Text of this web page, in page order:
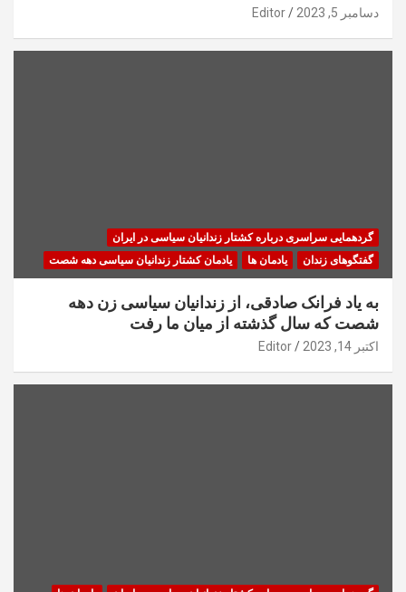
دسامبر 5, 2023 Editor
گردهمایی سراسری درباره کشتار زندانیان سیاسی در ایران
گفتگوهای زندان
یادمان ها یادمان کشتار زندانیان سیاسی دهه شصت
به یاد فرانک صادقی، از زندانیان سیاسی زن دهه
شصت که سال گذشته از میان ما رفت
اکتبر 14, 2023 Editor